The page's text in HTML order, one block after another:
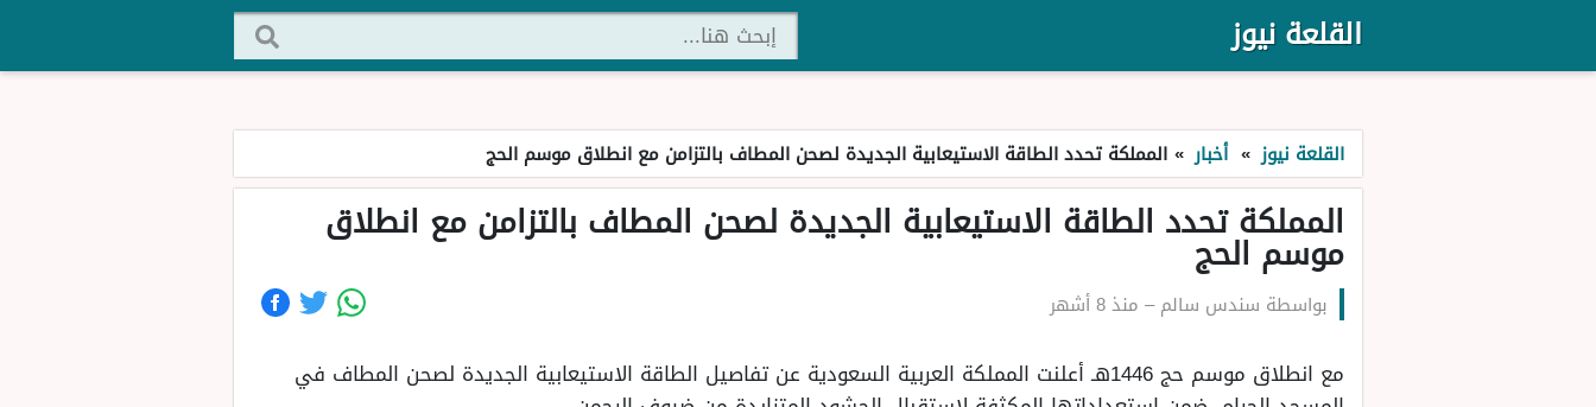
القلعة نيوز
القلعة نيوز » أخبار » المملكة تحدد الطاقة الاستيعابية الجديدة لصحن المطاف بالتزامن مع انطلاق موسم الحج
المملكة تحدد الطاقة الاستيعابية الجديدة لصحن المطاف بالتزامن مع انطلاق
موسم الحج
بواسطة سندس سالم– منذ 8 أشهر
مع انطلاق موسم حج 1446هـ أعلنت المملكة العربية السعودية عن تفاصيل الطاقة الاستيعابية الجديدة لصحن المطاف في